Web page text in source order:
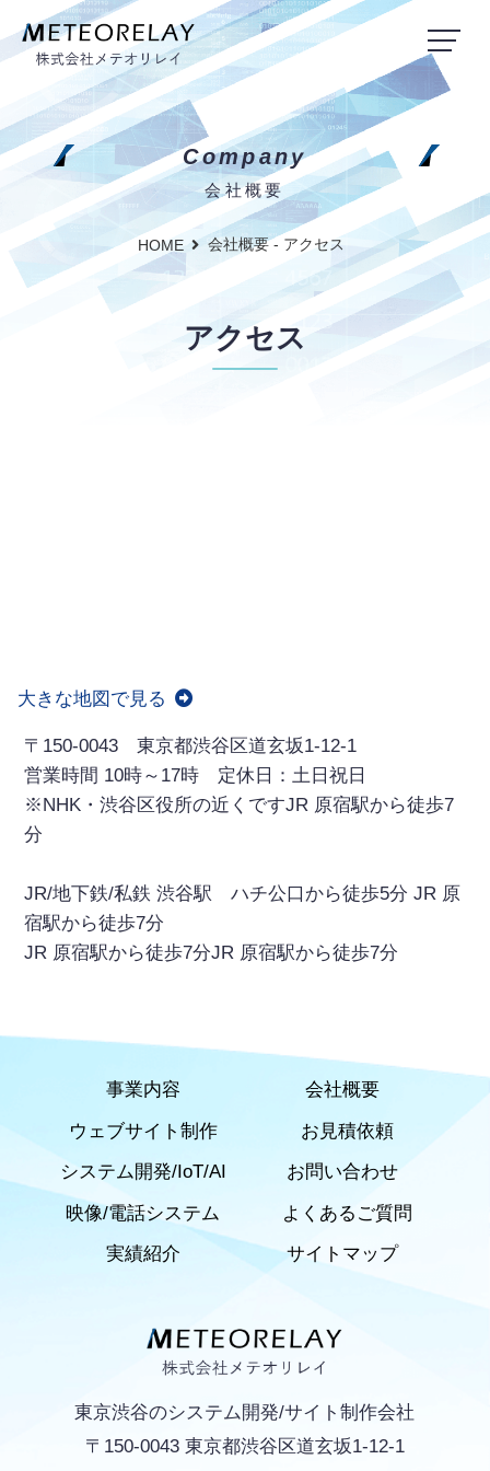
Company
会社概要
HOME 会社概要 - アクセス
アクセス
大きな地図で見る
〒150-0043 東京都渋谷区道玄坂1-12-1
営業時間 10時～17時 定休日：土日祝日
※NHK・渋谷区役所の近くですJR 原宿駅から徒歩7
分
JR/地下鉄/私鉄 渋谷駅 ハチ公口から徒歩5分 JR 原
宿駅から徒歩7分
JR 原宿駅から徒歩7分JR 原宿駅から徒歩7分
事業内容
ウェブサイト制作
システム開発/IoT/AI
映像/電話システム
実績紹介
会社概要
お見積依頼
お問い合わせ
よくあるご質問
サイトマップ
東京渋谷のシステム開発/サイト制作会社
〒150-0043 東京都渋谷区道玄坂1-12-1